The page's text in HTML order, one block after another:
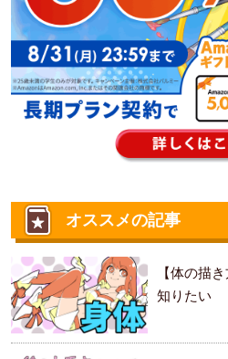
オススメの記事
【体の描
知りたい